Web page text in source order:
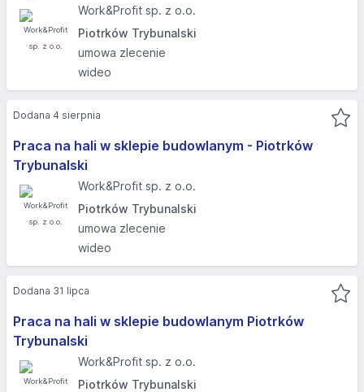
Work&Profit sp. z o.o.
Piotrków Trybunalski
umowa zlecenie
wideo
Praca na hali w sklepie budowlanym - Piotrków
Trybunalski
Work&Profit sp. z o.o.
Piotrków Trybunalski
umowa zlecenie
wideo
Dodana 4 sierpnia
Praca na hali w sklepie budowlanym Piotrków
Trybunalski
Work&Profit sp. z o.o.
Piotrków Trybunalski
Dodana 31 lipca